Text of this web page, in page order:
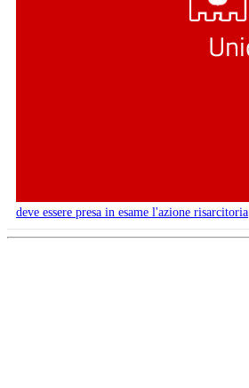
deve essere presa in esame l'azione risarcitoria